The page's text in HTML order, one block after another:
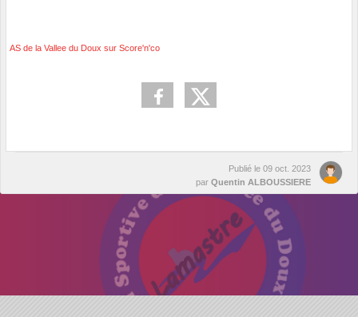
AS de la Vallee du Doux sur Score'n'co
Publié le 09 oct. 2023
par Quentin ALBOUSSIERE